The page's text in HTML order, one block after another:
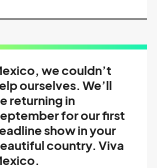
we couldn’t
ourselves. We’ll
returning in
for our first
show in your
country. Viva